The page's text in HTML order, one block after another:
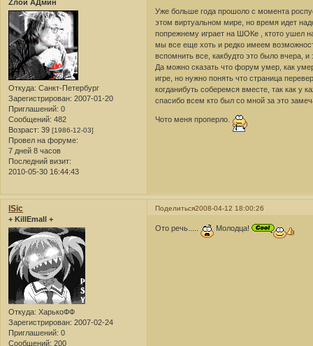
Zлой АДмин
Откуда: Санкт-Петербург
Зарегистрирован: 2007-01-20
Приглашений: 0
Сообщений: 482
Возраст: 39 [1986-12-03]
Провел на форуме:
7 дней 8 часов
Последний визит:
2010-05-30 16:44:43
Уже больше года прошоло с момента
этом виртуальном мире, но время идет
попрежнему играет на ШОКе , ктото ушел
мы все еще хоть и редко имеем
вспомнить все, какбудто это было вчера, и
Да можно сказать что форум умер, как
игре, но нужно понять что страница
когданибуть соберемся вместе, так как у
спасибо всем кто был со мной за это
Чото меня проперло.
Поделиться2008-04-12 18:00:26
lSic
+ KillEmall +
Откуда: ХарькоФФ
Зарегистрирован: 2007-02-24
Приглашений: 0
Сообщений: 200
Ото речь..... Молодца!